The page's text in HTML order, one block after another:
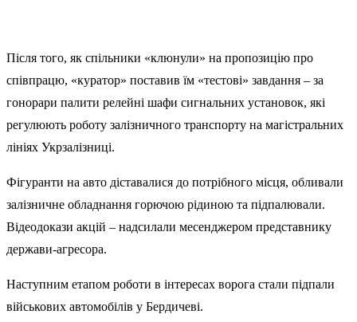
Після того, як спільники «клюнули» на пропозицію про
співпрацю, «куратор» поставив їм «тестові» завдання – за
гонорари палити релейні шафи сигнальних установок, які
регулюють роботу залізничного транспорту на магістральних
лініях Укрзалізниці.
Фігуранти на авто діставалися до потрібного місця, обливали
залізничне обладнання горючою рідиною та підпалювали.
Відеодокази акцій – надсилали месенджером представнику
держави-агресора.
Наступним етапом роботи в інтересах ворога стали підпали
військових автомобілів у Бердичеві.